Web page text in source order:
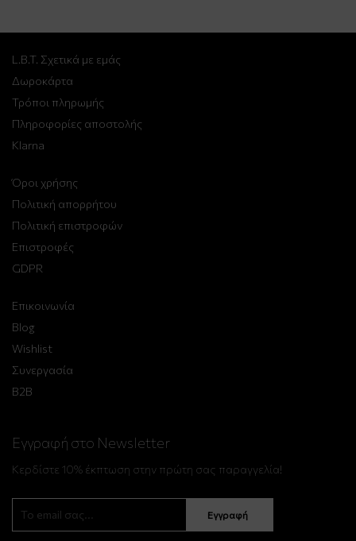
L.B.T. Σχετικά με εμάς
Δωροκάρτα
Τρόποι πληρωμής
Πληροφορίες αποστολής
Klarna
Όροι χρήσης
Πολιτική απορρήτου
Πολιτική επιστροφών
Επιστροφές
GDPR
Επικοινωνία
Blog
Wishlist
Συνεργασία
B2B
Εγγραφή στο Newsletter
Κερδίστε 10% έκπτωση στην πρώτη σας παραγγελία!
Εγγραφή